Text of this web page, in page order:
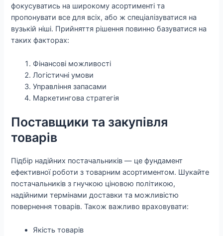
фокусуватись на широкому асортименті та
пропонувати все для всіх, або ж спеціалізуватися на
вузькій ніші. Прийняття рішення повинно базуватися на
таких факторах:
Фінансові можливості
Логістичні умови
Управління запасами
Маркетингова стратегія
Поставщики та закупівля
товарів
Підбір надійних постачальників — це фундамент
ефективної роботи з товарним асортиментом. Шукайте
постачальників з гнучкою ціновою політикою,
надійними термінами доставки та можливістю
повернення товарів. Також важливо враховувати:
Якість товарів